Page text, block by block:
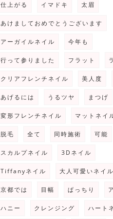
仕上がる イマドキ 太眉
あけましておめでとうございます
アーガイルネイル 今年も
行って参りました フラット
クリアフレンチネイル 美人度
あげるには うるツヤ まつげ
変形フレンチネイル マットネイ
脱毛 全て 同時施術 可能
スカルプネイル 3Dネイル
Tiffanyネイル 大人可愛いネイル
京都では 目幅 ぱっちり
ハニー クレンジング ハート